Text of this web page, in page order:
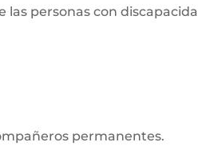
las personas con
permanentes.